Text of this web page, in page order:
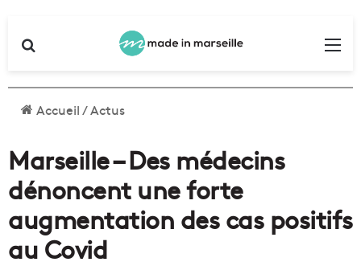
Accueil/Actus
Marseille – Des médecins
dénoncent une forte
augmentation des cas positifs
au Covid